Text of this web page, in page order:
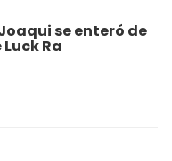
se enteró de
Ra